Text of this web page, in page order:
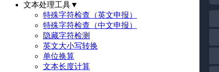
文本处理工具▼
特殊字符检查（英文申报）
特殊字符检查（中文申报）
隐藏字符检测
英文大小写转换
单位换算
文本长度计算